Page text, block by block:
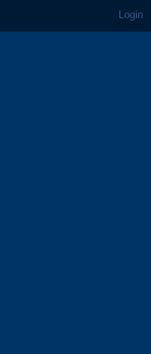
Login